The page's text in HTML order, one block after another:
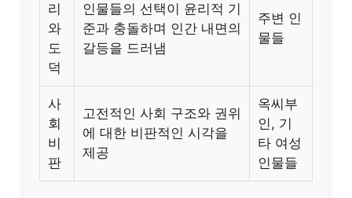
리
와
도
덕
인물들의 선택이 윤리적 기
준과 충돌하며 인간 내면의
갈등을 드러냄
주변 인
물들
사
회
비
판
고전적인 사회 구조와 권위
에 대한 비판적인 시각을
제공
옥씨부
인, 기
타 여성
인물들